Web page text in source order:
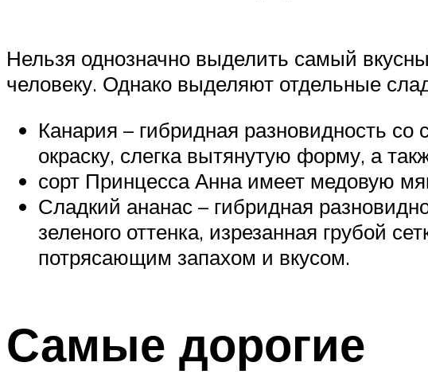
Нельзя однозначно выделить самый
человеку. Однако выделяют отдельные
Канария – гибридная разновидность
окраску, слегка вытянутую форму, а
сорт Принцесса Анна имеет медовую
Сладкий ананас – гибридная
зеленого оттенка, изрезанная грубой
потрясающим запахом и вкусом.
Самые дорогие